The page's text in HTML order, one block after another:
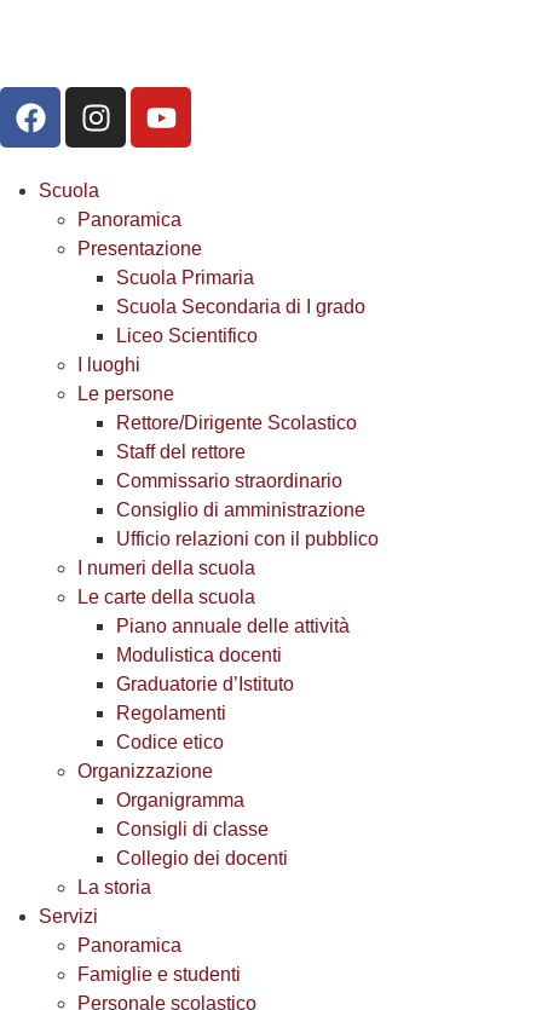
Scuola
Panoramica
Presentazione
Scuola Primaria
Scuola Secondaria di I grado
Liceo Scientifico
I luoghi
Le persone
Rettore/Dirigente Scolastico
Staff del rettore
Commissario straordinario
Consiglio di amministrazione
Ufficio relazioni con il pubblico
I numeri della scuola
Le carte della scuola
Piano annuale delle attività
Modulistica docenti
Graduatorie d’Istituto
Regolamenti
Codice etico
Organizzazione
Organigramma
Consigli di classe
Collegio dei docenti
La storia
Servizi
Panoramica
Famiglie e studenti
Personale scolastico